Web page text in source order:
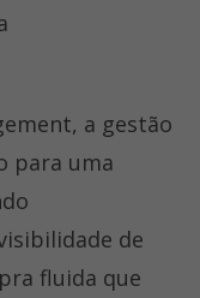
a gestão
para uma
de
fluida que